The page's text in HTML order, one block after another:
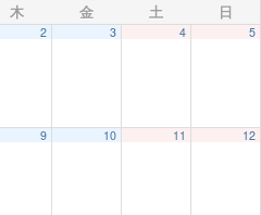
木 金 土 日
2 3 4 5
9 10 11 12